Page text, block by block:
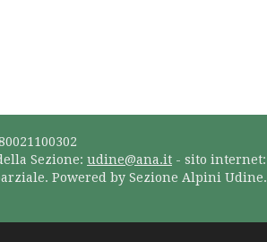
Sezione: udine@ana.it - sito internet:
Powered by Sezione Alpini Udine.